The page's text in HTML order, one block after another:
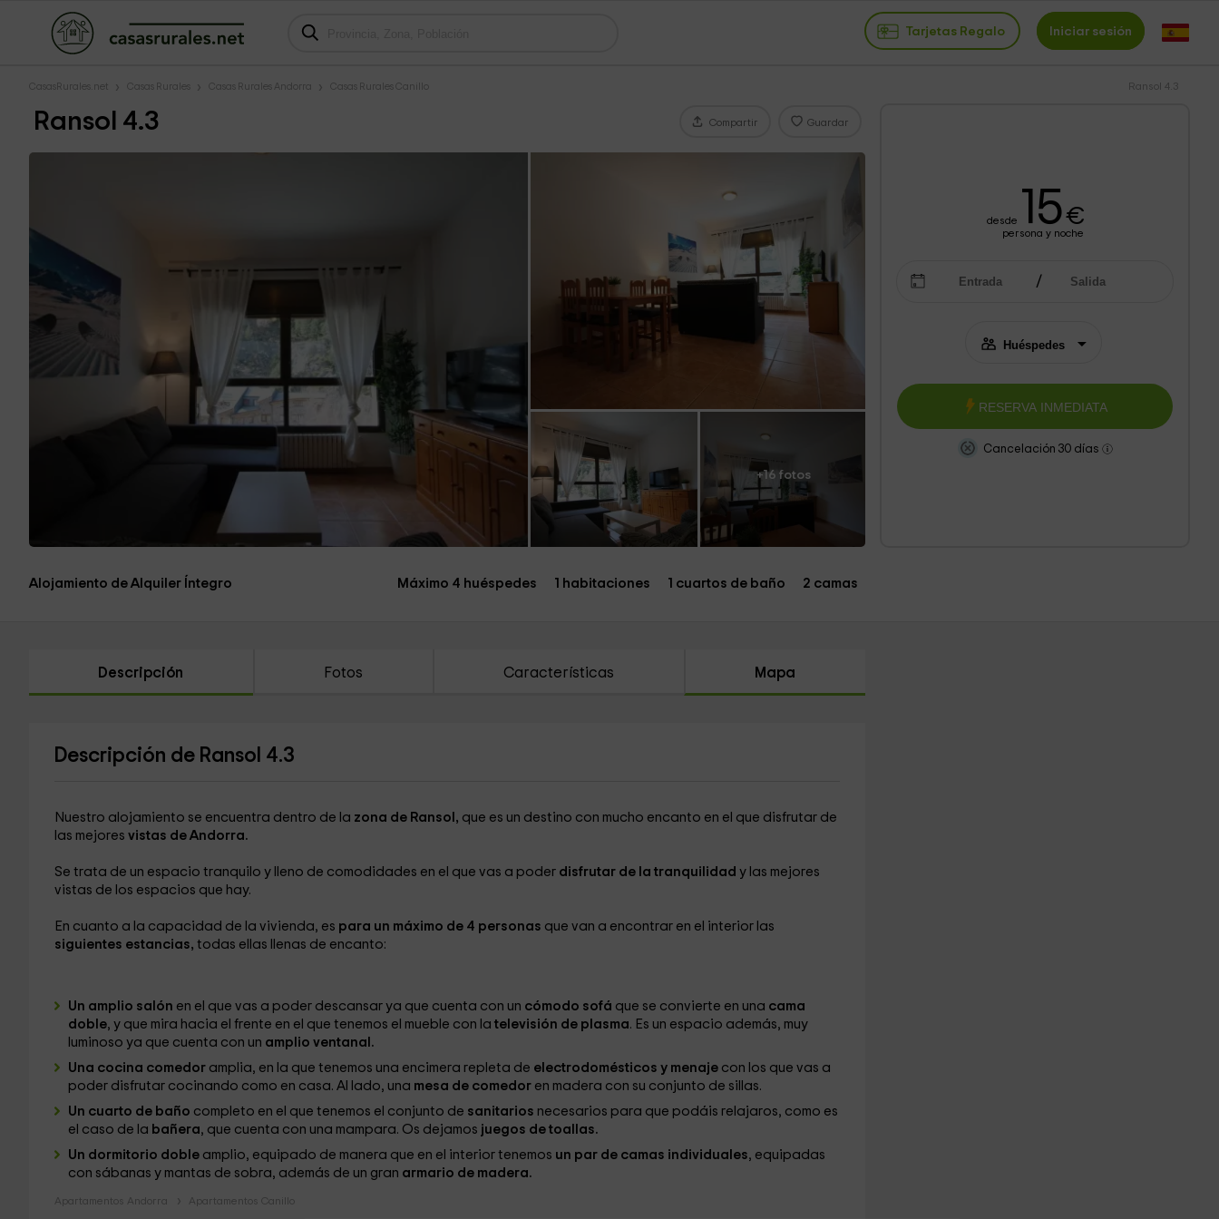
Tarjetas Regalo Iniciar sesión
CasasRurales.net Casas Rurales Casas Rurales Andorra Casas Rurales Canillo Ransol 4.3
Ransol 4.3 Compartir Guardar
+16 fotos
desde 15€
persona y noche
RESERVA INMEDIATA
Cancelación 30 días
Alojamiento de Alquiler Íntegro Máximo 4 huéspedes 1 habitaciones 1 cuartos de baño 2 camas
Descripción Fotos Características Mapa
Descripción de Ransol 4.3
Nuestro alojamiento se encuentra dentro de la zona de Ransol, que es un destino con mucho encanto en el que disfrutar de
las mejores vistas de Andorra.
Se trata de un espacio tranquilo y lleno de comodidades en el que vas a poderdisfrutar de la tranquilidad y las mejores
vistas de los espacios que hay.
En cuanto a la capacidad de la vivienda, es para un máximo de 4 personas que van a encontrar en el interior las
siguientes estancias, todas ellas llenas de encanto:
Un amplio salón en el que vas a poder descansar ya que cuenta con un cómodo sofá que se convierte en una cama
doble, y que mira hacia el frente en el que tenemos el mueble con la televisión de plasma. Es un espacio además, muy
luminoso ya que cuenta con un amplio ventanal.
Una cocina comedoramplia, en la que tenemos una encimera repleta de electrodomésticos y menajecon los que vas a
poder disfrutar cocinando como en casa. Al lado, una mesa de comedoren madera con su conjunto de sillas.
Un cuarto de baño completo en el que tenemos el conjunto de sanitarios necesarios para que podáis relajaros, como es
el caso de la bañera, que cuenta con una mampara. Os dejamos juegos de toallas.
Un dormitorio doble amplio, equipado de manera que en el interior tenemos un par de camas individuales, equipadas
con sábanas y mantas de sobra, además de un gran armario de madera.
Apartamentos Andorra Apartamentos Canillo